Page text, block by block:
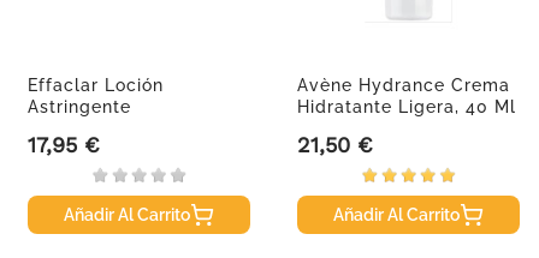
Effaclar Loción
Astringente
Precio
17,95 €
Añadir Al Carrito
Avène Hydrance Crema
Hidratante Ligera, 40 Ml
Precio
21,50 €
Añadir Al Carrito